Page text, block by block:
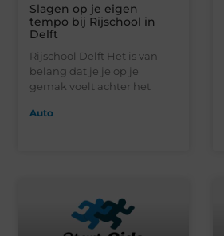
Slagen op je eigen
tempo bij Rijschool in
Delft
Rijschool Delft Het is van
belang dat je je op je
gemak voelt achter het
Auto